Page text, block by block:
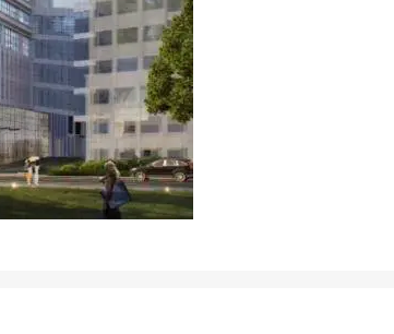
育已有10多年历史，拥有一支经验丰富、结构合理、
我院作了“创西楚名院，育杏林良才”的题词。医院具
2个一级学科硕士授予权，是国家教育部认可的来华
才。13972579053宁老师。